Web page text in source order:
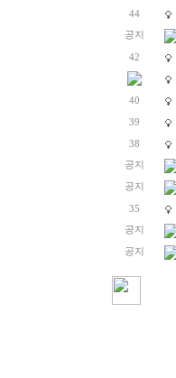
44
공지
42
40
39
38
공지
공지
35
공지
공지